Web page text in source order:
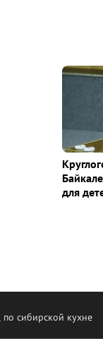
для
по сибирской кухне